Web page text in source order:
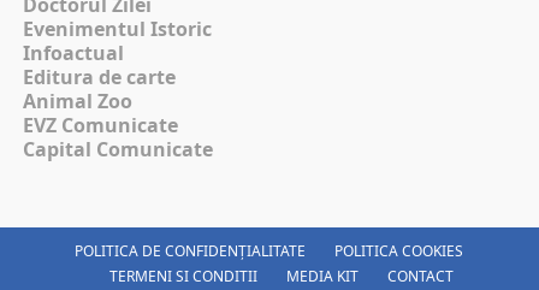
Evenimentul Istoric
Infoactual
Editura de carte
Animal Zoo
EVZ Comunicate
Capital Comunicate
POLITICA DE CONFIDENȚIALITATE
POLITICA COOKIES
TERMENI SI CONDITII
MEDIA KIT CONTACT